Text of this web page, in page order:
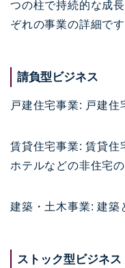
つの柱で持続的な成
ぞれの事業の詳細です
請負型ビジネス
戸建住宅事業: 戸建住
賃貸住宅事業: 賃貸住
ホテルなどの非住宅
建築・土木事業: 建築
ストック型ビジネス